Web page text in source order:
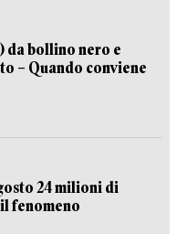
da bollino nero e
– Quando conviene
24 milioni di
fenomeno